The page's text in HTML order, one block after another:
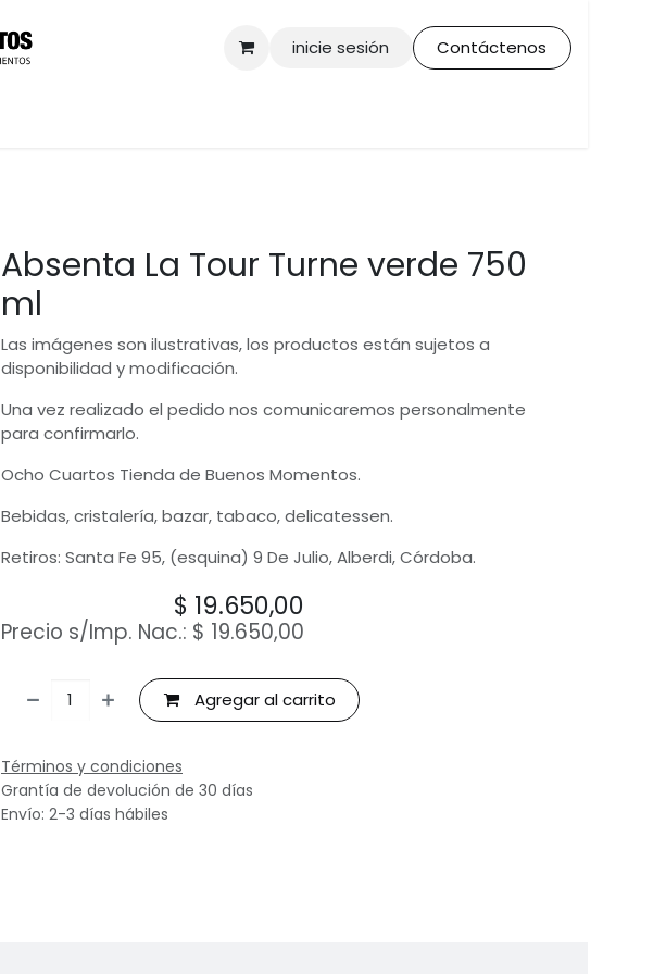
inicie sesión
Contáctenos
Absenta La Tour Turne verde 750
ml
Las imágenes son ilustrativas, los productos están sujetos a
disponibilidad y modificación.
Una vez realizado el pedido nos comunicaremos personalmente
para confirmarlo.
Ocho Cuartos Tienda de Buenos Momentos.
Bebidas, cristalería, bazar, tabaco, delicatessen.
Retiros: Santa Fe 95, (esquina) 9 De Julio, Alberdi, Córdoba.
$ 19.650,00
Precio s/Imp. Nac.: $ 19.650,00
Agregar al carrito
Términos y condiciones
Grantía de devolución de 30 días
Envío: 2-3 días hábiles